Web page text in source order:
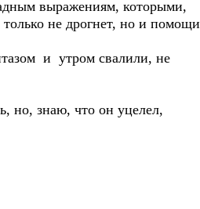
выражениям, которыми,
не дрогнет, но и помощи
и утром свалили, не
но, знаю, что он уцелел,